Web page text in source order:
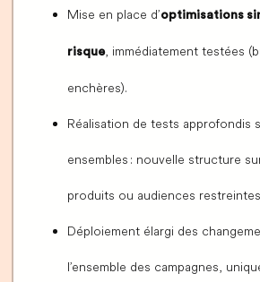
Mise en place d’optimisations
risque, immédiatement testées
enchères).
Réalisation de tests approfondis
ensembles : nouvelle structure
produits ou audiences
Déploiement élargi des
l’ensemble des campagnes,